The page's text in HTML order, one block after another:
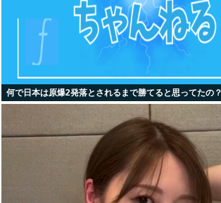
何で日本は原爆2発落とされるまで勝てると思ってたの